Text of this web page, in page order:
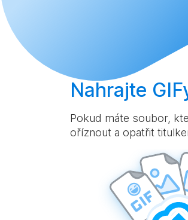
Nahrajte
Pokud máte soubor,
oříznout a opatřit